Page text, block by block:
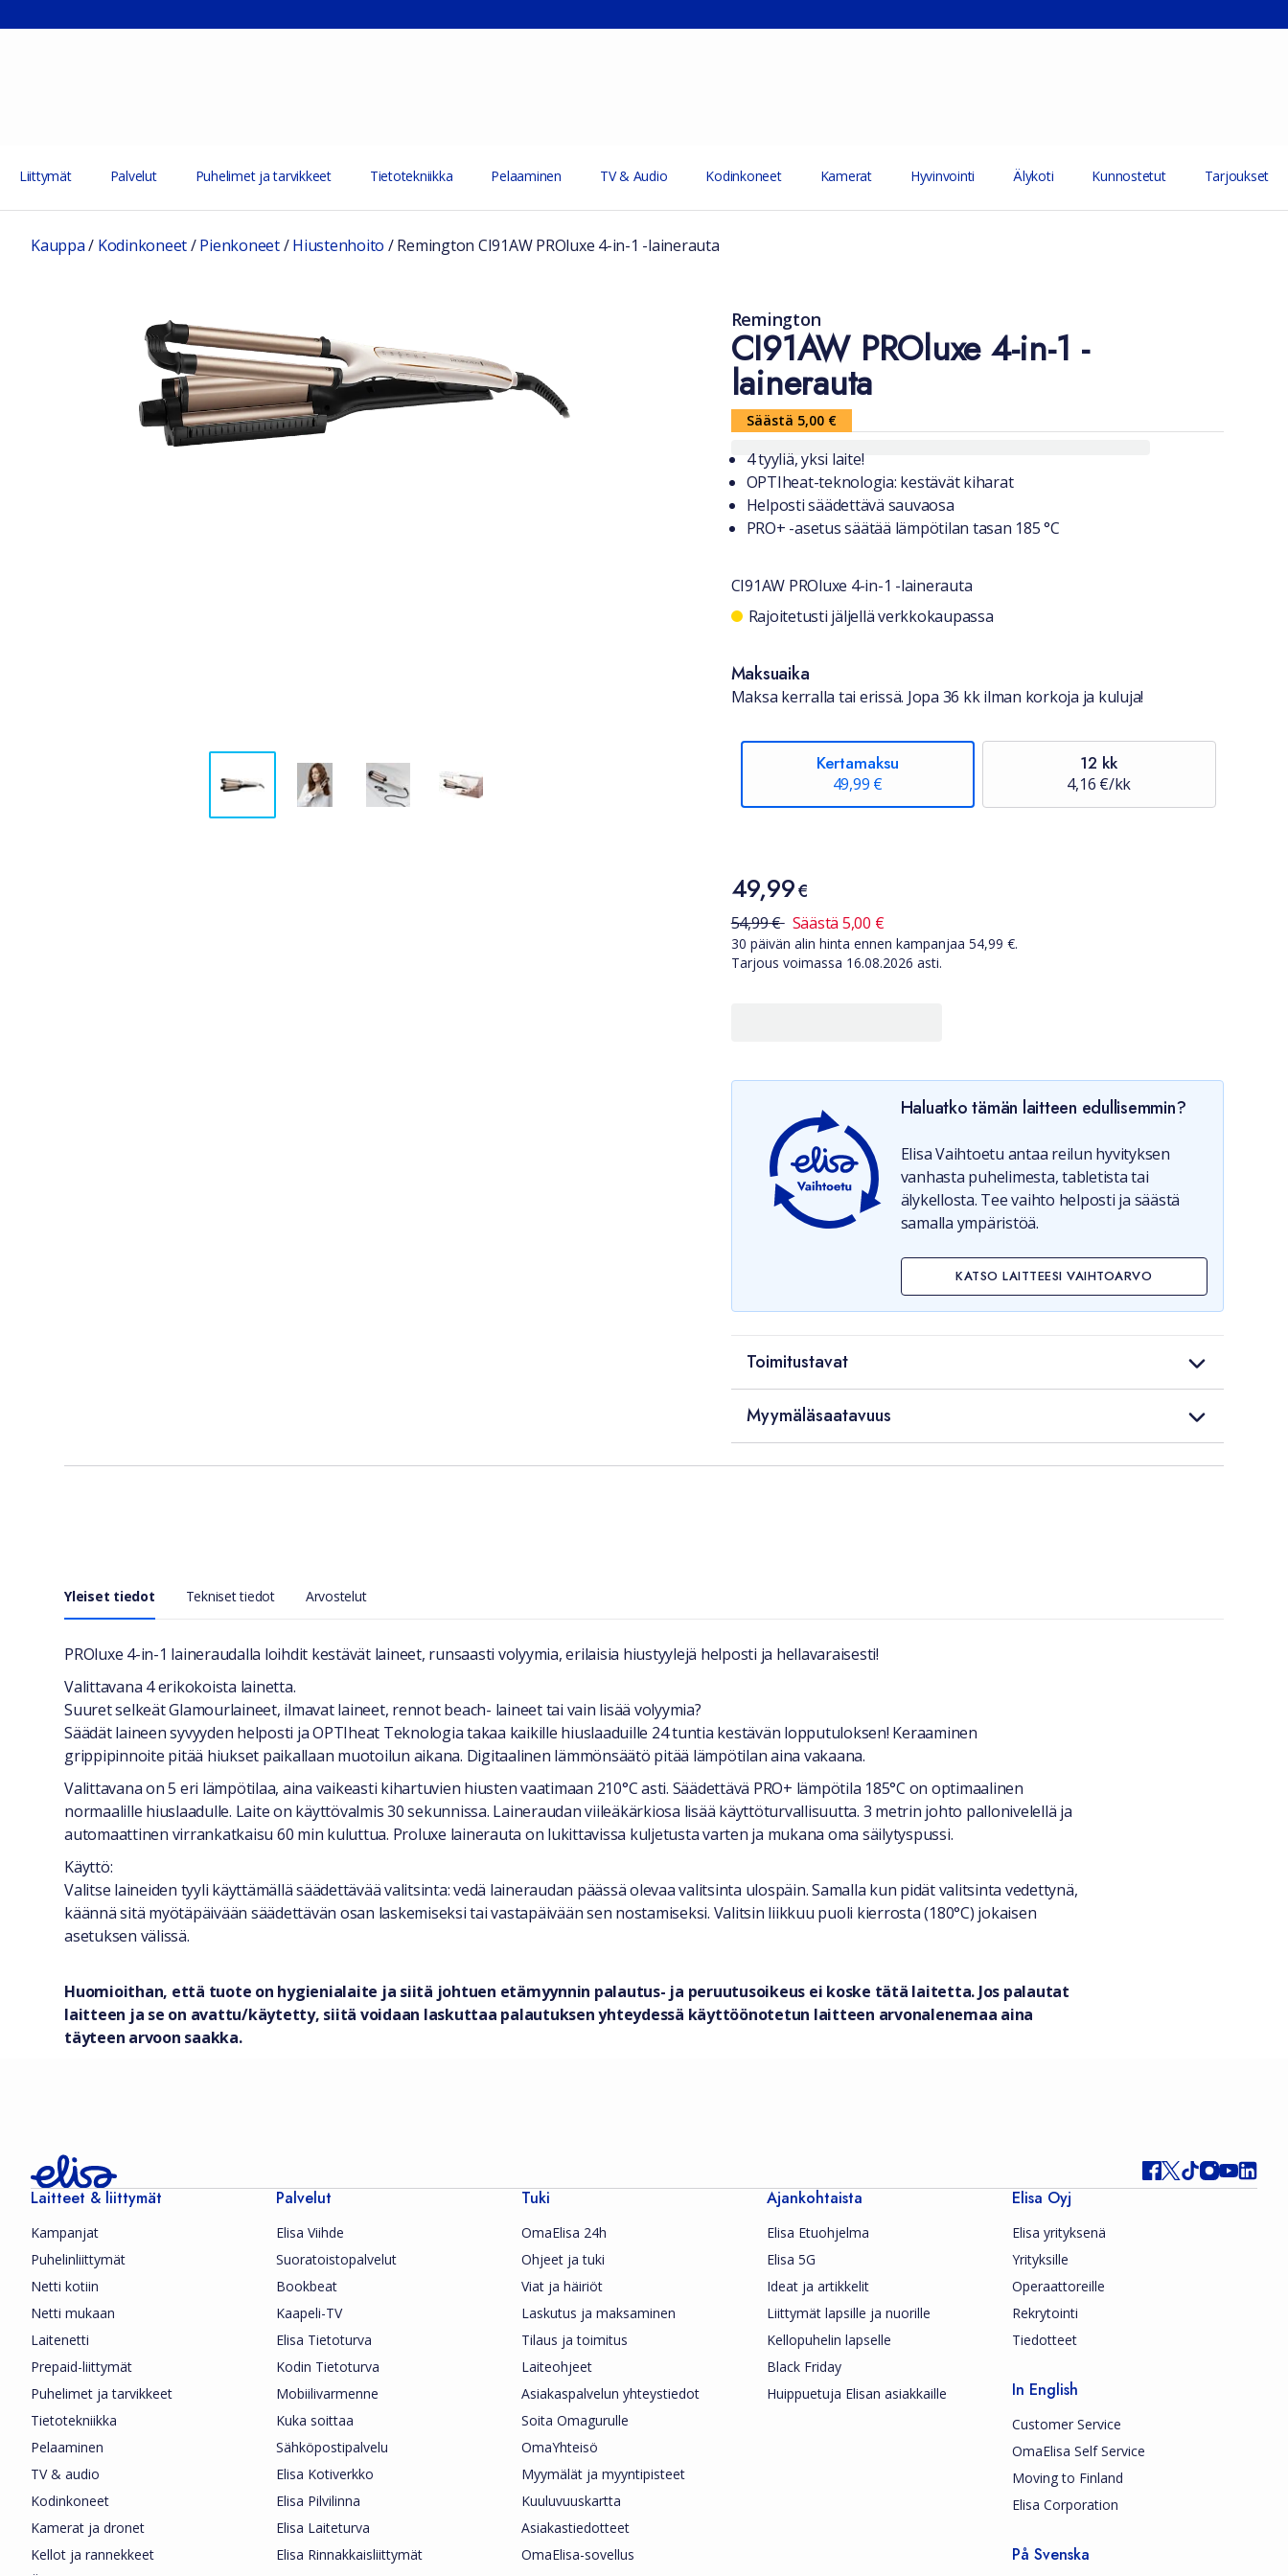
Liittymät Palvelut Puhelimet ja tarvikkeet Tietotekniikka Pelaaminen TV & Audio Kodinkoneet Kamerat Hyvinvointi Älykoti Kunnostetut Tarjoukset
Kauppa/ Kodinkoneet/Pienkoneet/Hiustenhoito /Remington CI91AW PROluxe 4-in-1 -lainerauta
Remington
CI91AW PROluxe 4-in-1 -
lainerauta
Säästä 5,00 €
Tuotteesta lyhyesti
4 tyyliä, yksi laite!
OPTIheat-teknologia: kestävät kiharat
Helposti säädettävä sauvaosa
PRO+ -asetus säätää lämpötilan tasan 185 °C
CI91AW PROluxe 4-in-1 -lainerauta
Saatavuustiedot
Rajoitetusti jäljellä verkkokaupassa
Maksuaika
Maksa kerralla tai erissä. Jopa 36 kk ilman korkoja ja kuluja!
Kertamaksu
49,99 €
12 kk
4,16 €/kk
Hinta
49,99 €
49,99€
30 päivän alin hinta ennen kampanjaa
54,99€ Säästä 5,00 €
30 päivän alin hinta ennen kampanjaa 54,99 €.
Tarjous voimassa 16.08.2026 asti.
Haluatko tämän laitteen edullisemmin?
Elisa Vaihtoetu antaa reilun hyvityksen
vanhasta puhelimesta, tabletista tai
älykellosta. Tee vaihto helposti ja säästä
samalla ympäristöä.
KATSO LAITTEESI VAIHTOARVO
Toimitustavat
Myymäläsaatavuus
Yleiset tiedot Tekniset tiedot Arvostelut
Yleiset tiedot
PROluxe 4-in-1 laineraudalla loihdit kestävät laineet, runsaasti volyymia, erilaisia hiustyylejä helposti ja hellavaraisesti!
Valittavana 4 erikokoista lainetta.
Suuret selkeät Glamourlaineet, ilmavat laineet, rennot beach- laineet tai vain lisää volyymia?
Säädät laineen syvyyden helposti ja OPTIheat Teknologia takaa kaikille hiuslaaduille 24 tuntia kestävän lopputuloksen! Keraaminen
grippipinnoite pitää hiukset paikallaan muotoilun aikana. Digitaalinen lämmönsäätö pitää lämpötilan aina vakaana.
Valittavana on 5 eri lämpötilaa, aina vaikeasti kihartuvien hiusten vaatimaan 210°C asti. Säädettävä PRO+ lämpötila 185°C on optimaalinen
normaalille hiuslaadulle. Laite on käyttövalmis 30 sekunnissa. Laineraudan viileäkärkiosa lisää käyttöturvallisuutta. 3 metrin johto pallonivelellä ja
automaattinen virrankatkaisu 60 min kuluttua. Proluxe lainerauta on lukittavissa kuljetusta varten ja mukana oma säilytyspussi.
Käyttö:
Valitse laineiden tyyli käyttämällä säädettävää valitsinta: vedä laineraudan päässä olevaa valitsinta ulospäin. Samalla kun pidät valitsinta vedettynä,
käännä sitä myötäpäivään säädettävän osan laskemiseksi tai vastapäivään sen nostamiseksi. Valitsin liikkuu puoli kierrosta (180°C) jokaisen
asetuksen välissä.
Huomioithan, että tuote on hygienialaite ja siitä johtuen etämyynnin palautus- ja peruutusoikeus ei koske tätä laitetta. Jos palautat
laitteen ja se on avattu/käytetty, siitä voidaan laskuttaa palautuksen yhteydessä käyttöönotetun laitteen arvonalenemaa aina
täyteen arvoon saakka.
Laitteet & liittymät
Kampanjat
Puhelinliittymät
Netti kotiin
Netti mukaan
Laitenetti
Prepaid-liittymät
Puhelimet ja tarvikkeet
Tietotekniikka
Pelaaminen
TV & audio
Kodinkoneet
Kamerat ja dronet
Kellot ja rannekkeet
Palvelut
Elisa Viihde
Suoratoistopalvelut
Bookbeat
Kaapeli-TV
Elisa Tietoturva
Kodin Tietoturva
Mobiilivarmenne
Kuka soittaa
Sähköpostipalvelu
Elisa Kotiverkko
Elisa Pilvilinna
Elisa Laiteturva
Elisa Rinnakkaisliittymät
Tuki
OmaElisa 24h
Ohjeet ja tuki
Viat ja häiriöt
Laskutus ja maksaminen
Tilaus ja toimitus
Laiteohjeet
Asiakaspalvelun yhteystiedot
Soita Omagurulle
OmaYhteisö
Myymälät ja myyntipisteet
Kuuluvuuskartta
Asiakastiedotteet
OmaElisa-sovellus
Ajankohtaista
Elisa Etuohjelma
Elisa 5G
Ideat ja artikkelit
Liittymät lapsille ja nuorille
Kellopuhelin lapselle
Black Friday
Huippuetuja Elisan asiakkaille
Elisa Oyj
Elisa yrityksenä
Yrityksille
Operaattoreille
Rekrytointi
Tiedotteet
In English
Customer Service
OmaElisa Self Service
Moving to Finland
Elisa Corporation
På Svenska